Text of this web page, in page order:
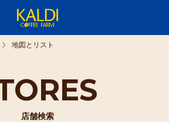
店舗検索
地図とリスト